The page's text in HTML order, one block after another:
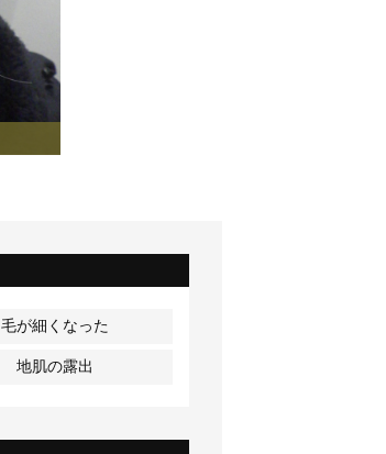
毛が細くなった
地肌の露出